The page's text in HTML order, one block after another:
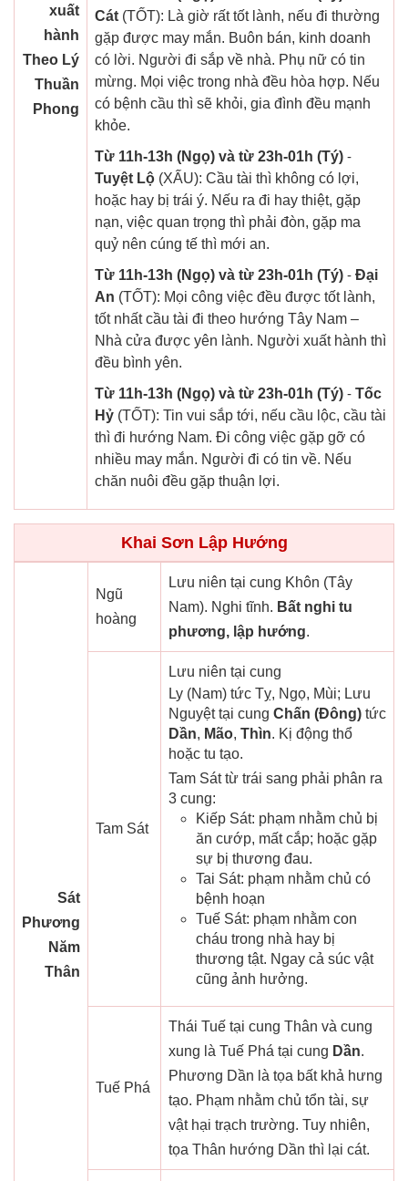
xuất
hành
Theo Lý
Thuần
Phong
Cát (TỐT): Là giờ rất tốt lành, nếu đi thường
gặp được may mắn. Buôn bán, kinh doanh
có lời. Người đi sắp về nhà. Phụ nữ có tin
mừng. Mọi việc trong nhà đều hòa hợp. Nếu
có bệnh cầu thì sẽ khỏi, gia đình đều mạnh
khỏe.
Từ 11h-13h (Ngọ) và từ 23h-01h (Tý) -
Tuyệt Lộ (XẤU): Cầu tài thì không có lợi,
hoặc hay bị trái ý. Nếu ra đi hay thiệt, gặp
nạn, việc quan trọng thì phải đòn, gặp ma
quỷ nên cúng tế thì mới an.
Từ 11h-13h (Ngọ) và từ 23h-01h (Tý) - Đại
An (TỐT): Mọi công việc đều được tốt lành,
tốt nhất cầu tài đi theo hướng Tây Nam –
Nhà cửa được yên lành. Người xuất hành thì
đều bình yên.
Từ 11h-13h (Ngọ) và từ 23h-01h (Tý) - Tốc
Hỷ (TỐT): Tin vui sắp tới, nếu cầu lộc, cầu tài
thì đi hướng Nam. Đi công việc gặp gỡ có
nhiều may mắn. Người đi có tin về. Nếu
chăn nuôi đều gặp thuận lợi.
Khai Sơn Lập Hướng
Sát
Phương
Năm
Thân
Ngũ
hoàng
Lưu niên tại cung Khôn (Tây
Nam). Nghi tĩnh. Bất nghi tu
phương, lập hướng.
Tam Sát
Lưu niên tại cung
Ly (Nam) tức Tỵ, Ngọ, Mùi; Lưu
Nguyệt tại cung Chấn (Đông) tức
Dần, Mão, Thìn. Kị động thổ
hoặc tu tạo.
Tam Sát từ trái sang phải phân ra
3 cung:
Kiếp Sát: phạm nhằm chủ bị
ăn cướp, mất cắp; hoặc gặp
sự bị thương đau.
Tai Sát: phạm nhằm chủ có
bệnh hoạn
Tuế Sát: phạm nhằm con
cháu trong nhà hay bị
thương tật. Ngay cả súc vật
cũng ảnh hưởng.
Tuế Phá
Thái Tuế tại cung Thân và cung
xung là Tuế Phá tại cung Dần.
Phương Dần là tọa bất khả hưng
tạo. Phạm nhằm chủ tổn tài, sự
vật hại trạch trường. Tuy nhiên,
tọa Thân hướng Dần thì lại cát.